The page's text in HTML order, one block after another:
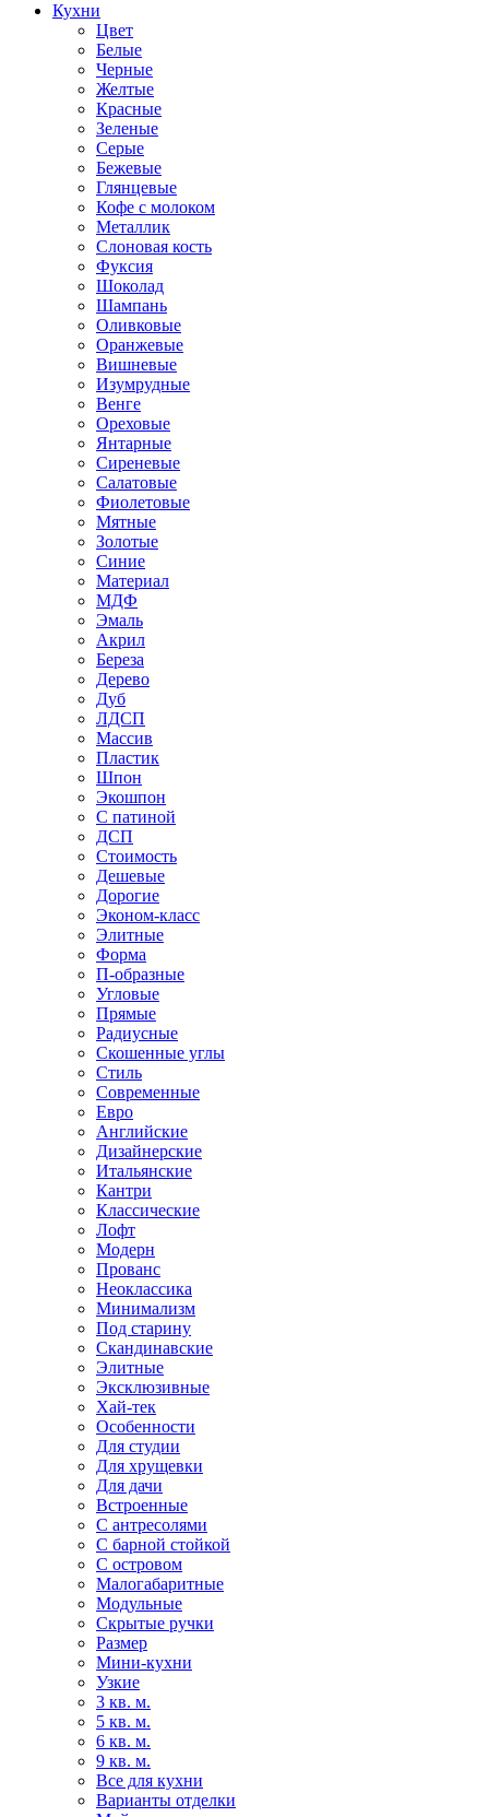
Кухни
Цвет
Белые
Черные
Желтые
Красные
Зеленые
Серые
Бежевые
Глянцевые
Кофе с молоком
Металлик
Слоновая кость
Фуксия
Шоколад
Шампань
Оливковые
Оранжевые
Вишневые
Изумрудные
Венге
Ореховые
Янтарные
Сиреневые
Салатовые
Фиолетовые
Мятные
Золотые
Синие
Материал
МДФ
Эмаль
Акрил
Береза
Дерево
Дуб
ЛДСП
Массив
Пластик
Шпон
Экошпон
С патиной
ДСП
Стоимость
Дешевые
Дорогие
Эконом-класс
Элитные
Форма
П-образные
Угловые
Прямые
Радиусные
Скошенные углы
Стиль
Современные
Евро
Английские
Дизайнерские
Итальянские
Кантри
Классические
Лофт
Модерн
Прованс
Неоклассика
Минимализм
Под старину
Скандинавские
Элитные
Эксклюзивные
Хай-тек
Особенности
Для студии
Для хрущевки
Для дачи
Встроенные
С антресолями
С барной стойкой
С островом
Малогабаритные
Модульные
Скрытые ручки
Размер
Мини-кухни
Узкие
3 кв. м.
5 кв. м.
6 кв. м.
9 кв. м.
Все для кухни
Варианты отделки